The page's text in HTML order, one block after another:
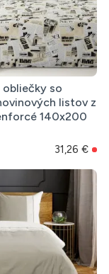
obliečky so
listov z
140x200
31,26 €